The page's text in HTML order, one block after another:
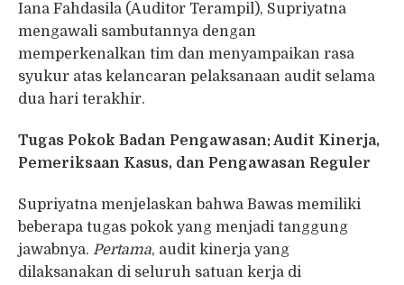
Iana Fahdasila (Auditor Terampil), Supriyatna
mengawali sambutannya dengan
memperkenalkan tim dan menyampaikan rasa
syukur atas kelancaran pelaksanaan audit selama
dua hari terakhir.
Tugas Pokok Badan Pengawasan: Audit Kinerja,
Pemeriksaan Kasus, dan Pengawasan Reguler
Supriyatna menjelaskan bahwa Bawas memiliki
beberapa tugas pokok yang menjadi tanggung
jawabnya. Pertama, audit kinerja yang
dilaksanakan di seluruh satuan kerja di